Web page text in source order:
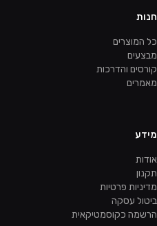
חנות
כל המוצרים
מבצעים
קורסים והדרכות
מאמרים
מידע
אודות
תקנון
מדיניות פרטיות
ביטול עסקה
הרשמה כקוסמטיקאית